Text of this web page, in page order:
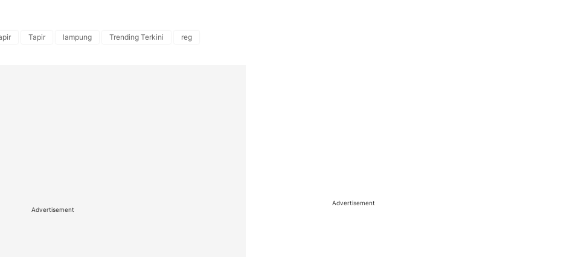
Tapir lampung Trending Terkini reg
Advertisement
Advertisement